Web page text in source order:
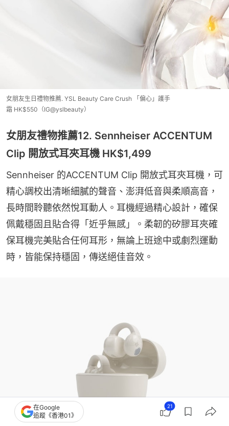
女朋友生日禮物推薦. YSL Beauty Care Crush 「偏心」護手
霜 HK$550（IG@yslbeauty）
女朋友禮物推薦12. Sennheiser ACCENTUM
Clip 開放式耳夾耳機 HK$1,499
Sennheiser 的ACCENTUM Clip 開放式耳夾耳機，可
精心調校出清晰細膩的聲音、澎湃低音與柔順高音，
長時間聆聽依然悅耳動人。耳機經過精心設計，確保
佩戴穩固且貼合得「近乎無感」。柔韌的矽膠耳夾確
保耳機完美貼合任何耳形，無論上班途中或劇烈運動
時，皆能保持穩固，傳送絕佳音效。
在Google
追蹤《香港01》
21